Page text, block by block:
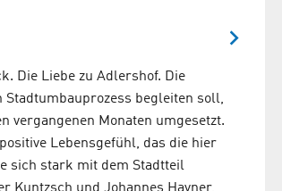
Die Liebe zu Adlershof. Die
Stadtumbauprozess begleiten soll,
vergangenen Monaten umgesetzt.
Lebensgefühl, das die hier
sich stark mit dem Stadtteil